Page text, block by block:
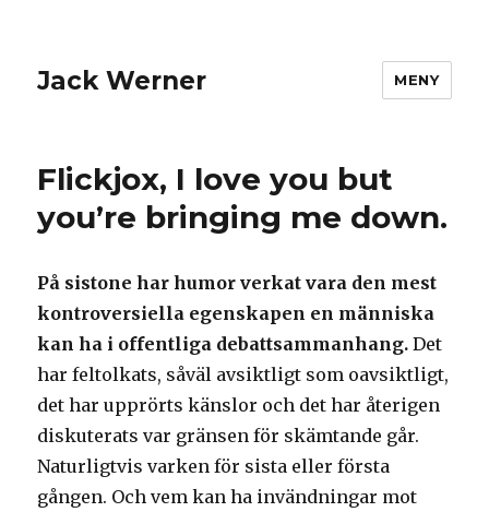
Jack Werner MENY
Flickjox, I love you but
you’re bringing me down.
På sistone har humor verkat vara den mest
kontroversiella egenskapen en människa
kan ha i offentliga debattsammanhang. Det
har feltolkats, såväl avsiktligt som oavsiktligt,
det har upprörts känslor och det har återigen
diskuterats var gränsen för skämtande går.
Naturligtvis varken för sista eller första
gången. Och vem kan ha invändningar mot